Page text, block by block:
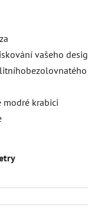
vašeho
modré krabici